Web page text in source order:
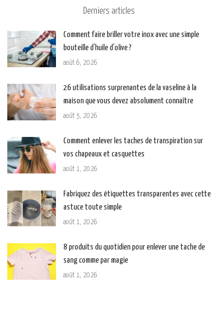
Derniers articles
Comment faire briller votre inox avec une simple
bouteille d’huile d’olive ?
août 6, 2026
26 utilisations surprenantes de la vaseline à la
maison que vous devez absolument connaître
août 5, 2026
Comment enlever les taches de transpiration sur
vos chapeaux et casquettes
août 1, 2026
Fabriquez des étiquettes transparentes avec cette
astuce toute simple
août 1, 2026
8 produits du quotidien pour enlever une tache de
sang comme par magie
août 1, 2026